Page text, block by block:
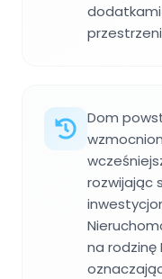
Dom
rozwijając
na rodzinę